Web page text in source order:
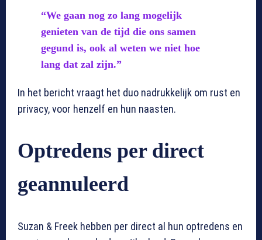
“We gaan nog zo lang mogelijk
genieten van de tijd die ons samen
gegund is, ook al weten we niet hoe
lang dat zal zijn.”
In het bericht vraagt het duo nadrukkelijk om rust en
privacy, voor henzelf en hun naasten.
Optredens per direct
geannuleerd
Suzan & Freek hebben per direct al hun optredens en